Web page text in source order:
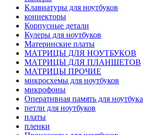
Клавиатуры для ноутбуков
коннекторы
Корпусные детали
Кулеры для ноутбуков
Материнские платы
МАТРИЦЫ ДЛЯ НОУТБУКОВ
МАТРИЦЫ ДЛЯ ПЛАНШЕТОВ
МАТРИЦЫ ПРОЧИЕ
микросхемы для ноутбуков
микрофоны
Оперативная память для ноутбука
петли для ноутбуков
платы
пленки